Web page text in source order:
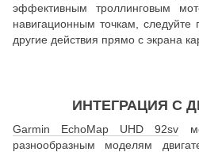
эффективным троллинговым
навигационным точкам,
другие действия прямо с экрана
ИНТЕГРАЦИЯ С
Garmin EchoMap UHD 92sv
разнообразным моделям